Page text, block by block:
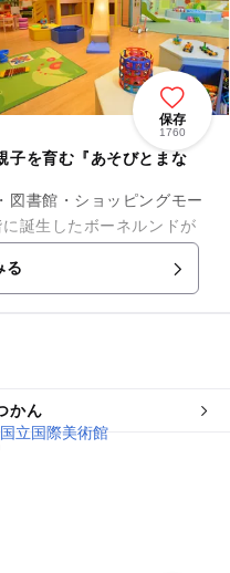
保存
1760
子を育む『あそびとまな
図書館・ショッピングモー
誕生したボーネルンドが
毎日づかいができる子育
る
かん